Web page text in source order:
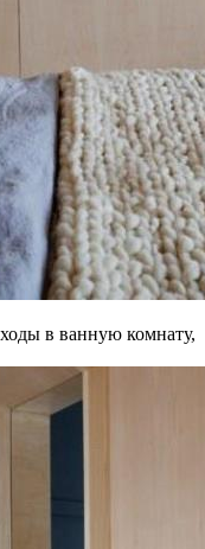
в ванную комнату,